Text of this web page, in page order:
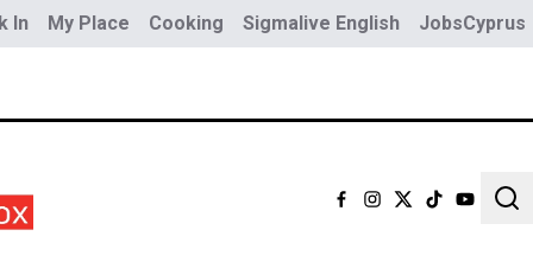
In My Place Cooking Sigmalive English JobsCyprus